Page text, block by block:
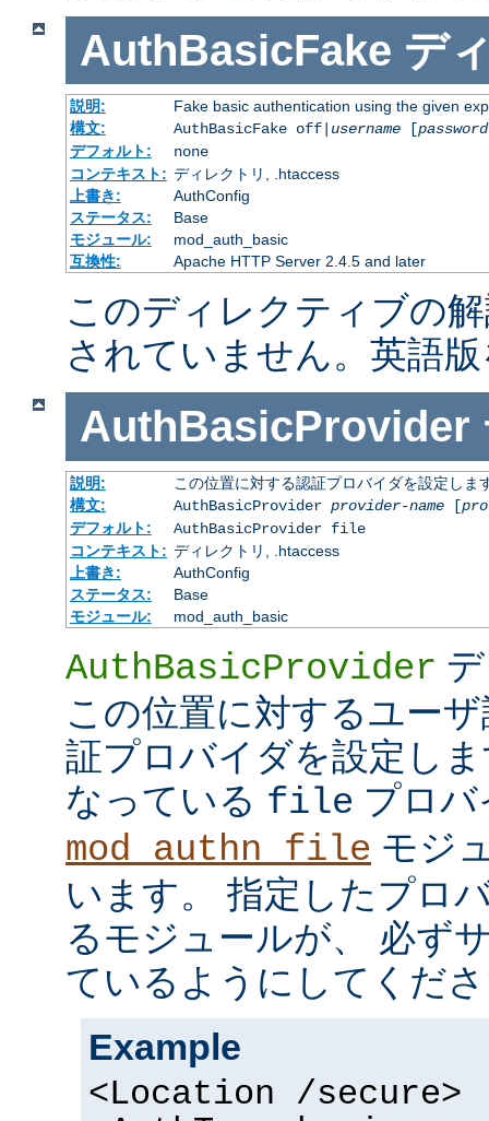
AuthBasicFake デ
説明:
Fake basic authentication using the given
構文:
AuthBasicFake off| username[password
デフォルト:
none
コンテキスト: ディレクトリ, .htaccess
上書き:
AuthConfig
ステータス:
Base
モジュール:
mod_auth_basic
互換性:
Apache HTTP Server 2.4.5 and later
このディレクティブの
されていません。英語
AuthBasicProvider
説明:
この位置に対する認証プロバイダを設定しま
構文:
AuthBasicProvider provider-name[
デフォルト:
AuthBasicProvider file
コンテキスト: ディレクトリ, .htaccess
上書き:
AuthConfig
ステータス:
Base
モジュール:
mod_auth_basic
AuthBasicProvider
この位置に対するユー
証プロバイダを設定し
なっている file プロ
mod_authn_file モジ
います。 指定したプロ
るモジュールが、 必ず
ているようにしてくだ
Example
<Location /secure>